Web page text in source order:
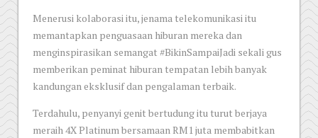
Menerusi kolaborasi itu, jenama telekomunikasi itu
memantapkan penguasaan hiburan mereka dan
menginspirasikan semangat #BikinSampaiJadi sekali gus
memberikan peminat hiburan tempatan lebih banyak
kandungan eksklusif dan pengalaman terbaik.
Terdahulu, penyanyi genit bertudung itu turut berjaya
meraih 4X Platinum bersamaan RM1 juta membabitkan